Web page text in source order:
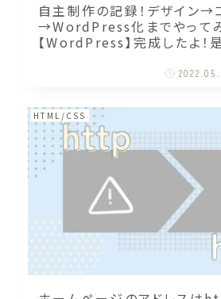
自主制作の記録！デザイン→
→WordPress化までやってみ
【WordPress】完成したよ！
HTML/CSS